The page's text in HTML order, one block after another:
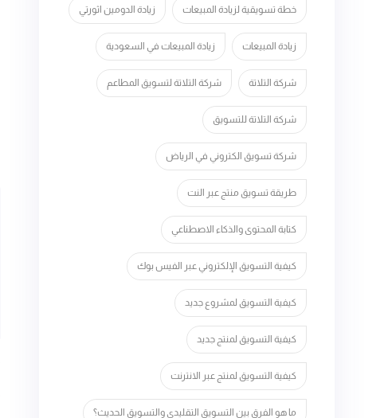
خطة تسويقية لزيادة المبيعات زيادة الدومين اثورتي
زيادة المبيعات زيادة المبيعات في السعودية
شركة التلاتة شركة التلاتة لتسويق المطاعم
شركة التلاتة للتسويق
شركة تسويق الكتروني في الرياض
طريقة تسويق منتج عبر النت
كتابة المحتوى والذكاء الاصطناعي
كيفية التسويق الإلكتروني عبر الفيس بوك
كيفية التسويق لمشروع جديد
كيفية التسويق لمنتج جديد
كيفية التسويق لمنتج عبر الانترنت
ما هو الفرق بين التسويق التقليدي والتسويق الحديث؟